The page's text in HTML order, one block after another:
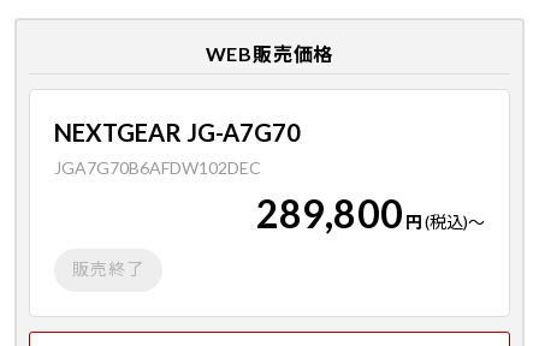
WEB販売価格
NEXTGEAR JG-A7G70
JGA7G70B6AFDW102DEC
289,800 円(税込)～
販売終了